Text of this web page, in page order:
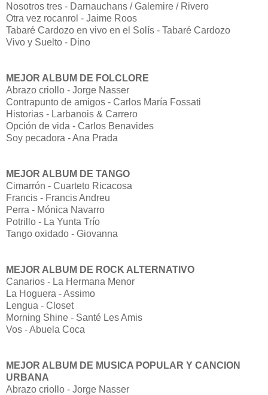
Nosotros tres - Darnauchans / Galemire / Rivero
Otra vez rocanrol - Jaime Roos
Tabaré Cardozo en vivo en el Solís - Tabaré Cardozo
Vivo y Suelto - Dino
MEJOR ALBUM DE FOLCLORE
Abrazo criollo - Jorge Nasser
Contrapunto de amigos - Carlos María Fossati
Historias - Larbanois & Carrero
Opción de vida - Carlos Benavides
Soy pecadora - Ana Prada
MEJOR ALBUM DE TANGO
Cimarrón - Cuarteto Ricacosa
Francis - Francis Andreu
Perra - Mónica Navarro
Potrillo - La Yunta Trío
Tango oxidado - Giovanna
MEJOR ALBUM DE ROCK ALTERNATIVO
Canarios - La Hermana Menor
La Hoguera - Assimo
Lengua - Closet
Morning Shine - Santé Les Amis
Vos - Abuela Coca
MEJOR ALBUM DE MUSICA POPULAR Y CANCION
URBANA
Abrazo criollo - Jorge Nasser